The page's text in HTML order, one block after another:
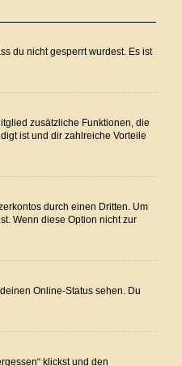
du nicht gesperrt wurdest. Es ist
zusätzliche Funktionen, die
ist und dir zahlreiche Vorteile
durch einen Dritten. Um
Wenn diese Option nicht zur
Online-Status sehen. Du
klickst und den